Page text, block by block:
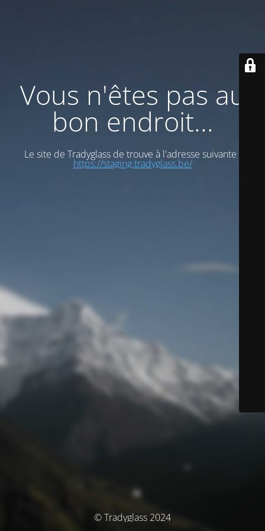
Vous n'êtes pas au
bon endroit...
Le site de Tradyglass de trouve à l'adresse suivante :
https://staging.tradyglass.be/
© Tradyglass 2024